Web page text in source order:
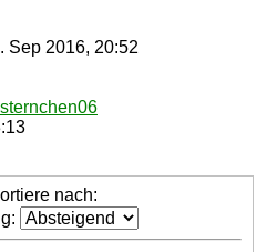
Sep 2016, 20:52
sternchen06
nach: